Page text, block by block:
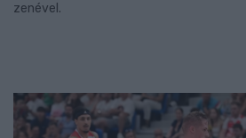
zenével.